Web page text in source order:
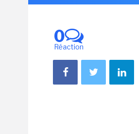
0
Réaction